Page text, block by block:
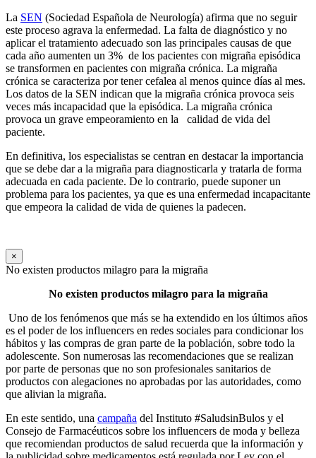
La SEN (Sociedad Española de Neurología) afirma que no seguir
este proceso agrava la enfermedad. La falta de diagnóstico y no
aplicar el tratamiento adecuado son las principales causas de que
cada año aumenten un 3% de los pacientes con migraña episódica
se transformen en pacientes con migraña crónica. La migraña
crónica se caracteriza por tener cefalea al menos quince días al mes.
Los datos de la SEN indican que la migraña crónica provoca seis
veces más incapacidad que la episódica. La migraña crónica
provoca un grave empeoramiento en la calidad de vida del
paciente.
En definitiva, los especialistas se centran en destacar la importancia
que se debe dar a la migraña para diagnosticarla y tratarla de forma
adecuada en cada paciente. De lo contrario, puede suponer un
problema para los pacientes, ya que es una enfermedad incapacitante
que empeora la calidad de vida de quienes la padecen.
×
No existen productos milagro para la migraña
No existen productos milagro para la migraña
Uno de los fenómenos que más se ha extendido en los últimos años
es el poder de los influencers en redes sociales para condicionar los
hábitos y las compras de gran parte de la población, sobre todo la
adolescente. Son numerosas las recomendaciones que se realizan
por parte de personas que no son profesionales sanitarios de
productos con alegaciones no aprobadas por las autoridades, como
que alivian la migraña.
En este sentido, una campaña del Instituto #SaludsinBulos y el
Consejo de Farmacéuticos sobre los influencers de moda y belleza
que recomiendan productos de salud recuerda que la información y